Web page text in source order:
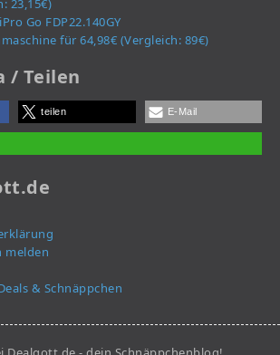
23,15€)
Go FDP22.140GY
für 64,98€ (Vergleich: 89€)
/ Teilen
teilen E-Mail
melden
& Schnäppchen